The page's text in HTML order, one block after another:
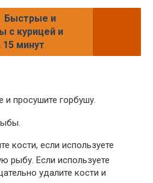
Быстрые и
с курицей и
15 минут
просушите горбушу.
кости, если используете
рыбу. Если используете
удалите кости и